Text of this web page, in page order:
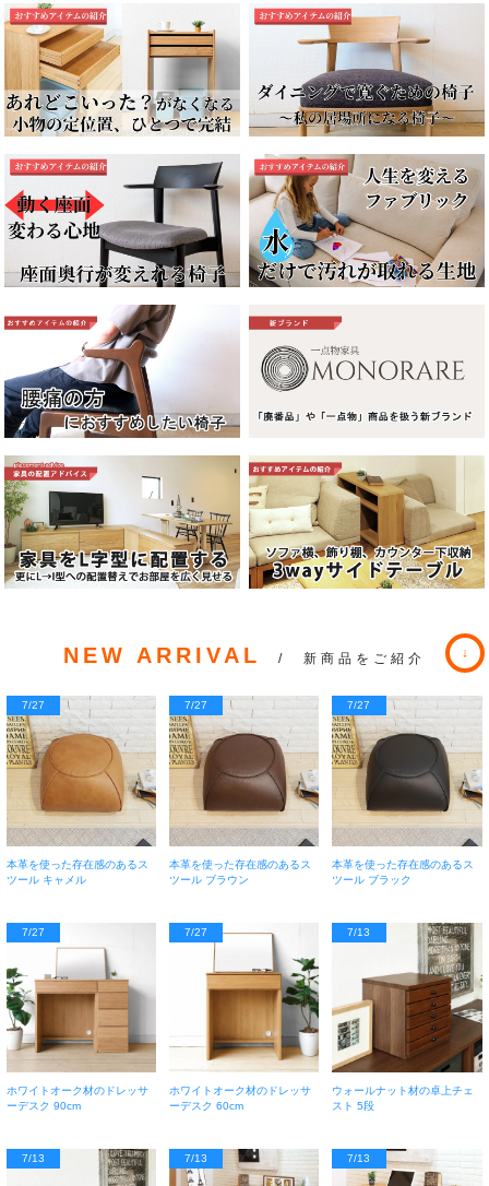
NEW ARRIVAL / 新商品をご紹介
7/27
本革を使った存在感のあるス
ツール キャメル
7/27
本革を使った存在感のあるス
ツール ブラウン
7/27
本革を使った存在感のあるス
ツール ブラック
7/27
ホワイトオーク材のドレッサ
ーデスク 90cm
7/27
ホワイトオーク材のドレッサ
ーデスク 60cm
7/13
ウォールナット材の卓上チェ
スト 5段
7/13 7/13 7/13